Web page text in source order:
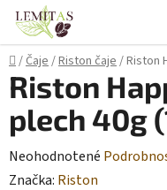
Prejsť
obsah
Domov
/Čaje/Riston čaje/Riston
Riston
plech 40g
Priemerné
hodnotenie
Neohodnotené
Značka: Riston